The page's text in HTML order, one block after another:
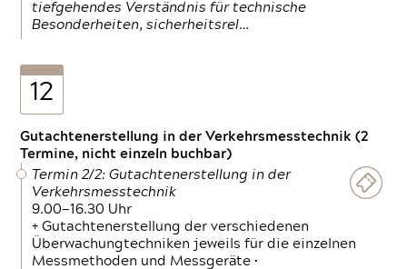
tiefgehendes Verständnis für technische
Besonderheiten, sicherheitsrel…
12
Gutachtenerstellung in der Verkehrsmesstechnik (2
Termine, nicht einzeln buchbar)
Termin 2/2: Gutachtenerstellung in der
Verkehrsmesstechnik
9.00—16.30 Uhr
+ Gutachtenerstellung der verschiedenen
Überwachungtechniken jeweils für die einzelnen
Messmethoden und Messgeräte •